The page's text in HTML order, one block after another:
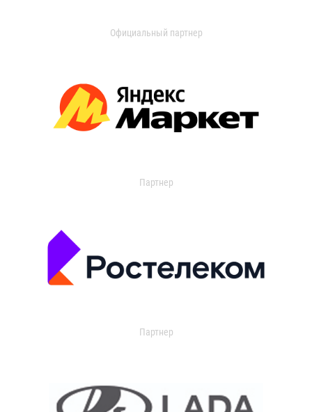
Официальный партнер
Партнер
Партнер